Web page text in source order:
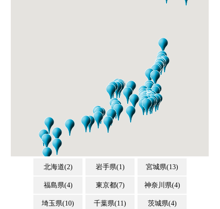
北海道(2) 岩手県(1) 宮城県(13)
福島県(4) 東京都(7) 神奈川県(4)
埼玉県(10) 千葉県(11) 茨城県(4)